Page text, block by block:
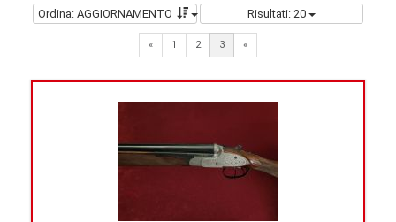
Ordina: AGGIORNAMENTO Risultati: 20
«Previous
1 2 3 «